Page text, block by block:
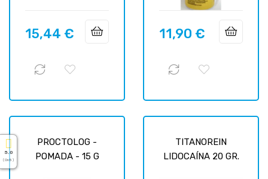
Prix
15,44 € Prix
11,90 €
PROCTOLOG -
POMADA - 15 G
TITANOREIN
LIDOCAÍNA 20 GR.
5.0
( On 5 )